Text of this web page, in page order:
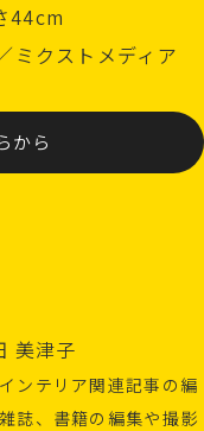
44cm
ミクストメディア
から
ンテリア関連記事の編
誌、書籍の編集や撮影